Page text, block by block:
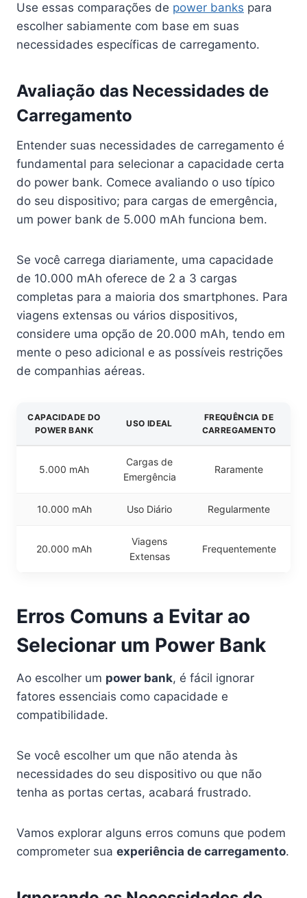
Use essas comparações de power banks para
escolher sabiamente com base em suas
necessidades específicas de carregamento.
Avaliação das Necessidades de
Carregamento
Entender suas necessidades de carregamento é
fundamental para selecionar a capacidade certa
do power bank. Comece avaliando o uso típico
do seu dispositivo; para cargas de emergência,
um power bank de 5.000 mAh funciona bem.
Se você carrega diariamente, uma capacidade
de 10.000 mAh oferece de 2 a 3 cargas
completas para a maioria dos smartphones. Para
viagens extensas ou vários dispositivos,
considere uma opção de 20.000 mAh, tendo em
mente o peso adicional e as possíveis restrições
de companhias aéreas.
CAPACIDADE DO
POWER BANK
USO IDEAL
FREQUÊNCIA DE
CARREGAMENTO
5.000 mAh
Cargas de
Emergência
Raramente
10.000 mAh Uso Diário Regularmente
20.000 mAh
Viagens
Extensas
Frequentemente
Erros Comuns a Evitar ao
Selecionar um Power Bank
Ao escolher um power bank, é fácil ignorar
fatores essenciais como capacidade e
compatibilidade.
Se você escolher um que não atenda às
necessidades do seu dispositivo ou que não
tenha as portas certas, acabará frustrado.
Vamos explorar alguns erros comuns que podem
comprometer sua experiência de carregamento.